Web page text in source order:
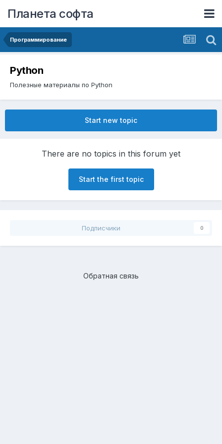
Планета софта
Программирование
Python
Полезные материалы по Python
Start new topic
There are no topics in this forum yet
Start the first topic
Подписчики 0
Обратная связь